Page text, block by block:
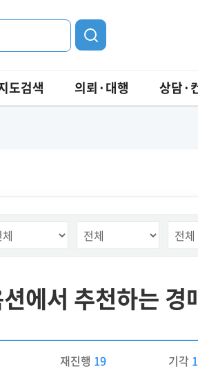
도검색 의뢰·대행 상담·
에서 추천하는 경
재진행 19 기각 1